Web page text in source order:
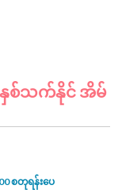
နှစ်သက်နိုင် အိမ်
စတုရန်းပေ